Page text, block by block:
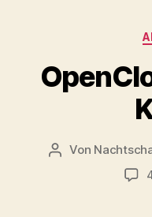
Beitragsautor
Von